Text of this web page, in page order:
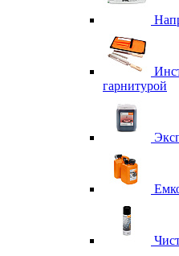
гарнитурой